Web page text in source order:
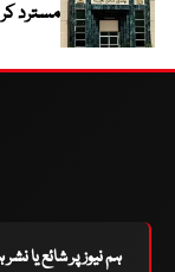
مسترد
ہم نیوز پر شائع یا